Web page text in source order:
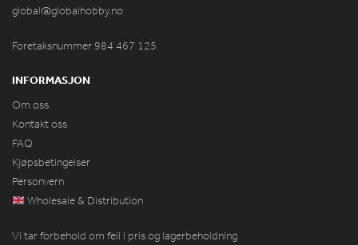
global@globalhobby.no
Foretaksnummer 984 467 125
INFORMASJON
Om oss
Kontakt oss
FAQ
Kjøpsbetingelser
Personvern
Wholesale & Distribution
Vi tar forbehold om feil i pris og lagerbeholdning